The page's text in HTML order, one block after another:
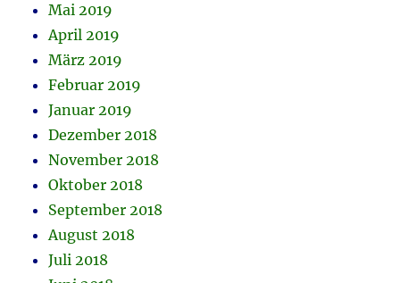
Mai 2019
April 2019
März 2019
Februar 2019
Januar 2019
Dezember 2018
November 2018
Oktober 2018
September 2018
August 2018
Juli 2018